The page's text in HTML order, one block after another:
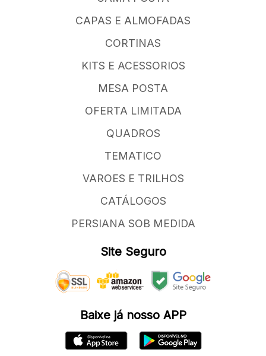
CAPAS E ALMOFADAS
CORTINAS
KITS E ACESSORIOS
MESA POSTA
OFERTA LIMITADA
QUADROS
TEMATICO
VAROES E TRILHOS
CATÁLOGOS
PERSIANA SOB MEDIDA
Site Seguro
Baixe já nosso APP